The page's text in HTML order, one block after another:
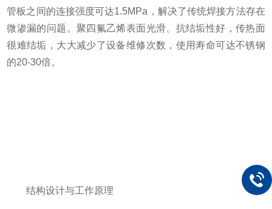
管板之间的连接强度可达1.5MPa，解决了传统焊接方法存在
微渗漏的问题。聚四氟乙烯表面光滑、抗结垢性好，传热面
很难结垢，大大减少了设备维修次数，使用寿命可达不锈钢
的20-30倍。
结构设计与工作原理